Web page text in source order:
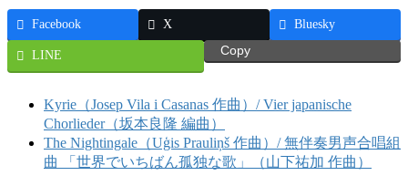
Facebook X Bluesky
LINE Copy
Kyrie（Josep Vila i Casanas 作曲）/ Vier japanische
Chorlieder（坂本良隆 編曲）
The Nightingale（Uģis Prauliņš 作曲）/ 無伴奏男声合唱組
曲 「世界でいちばん孤独な歌」（山下祐加 作曲）